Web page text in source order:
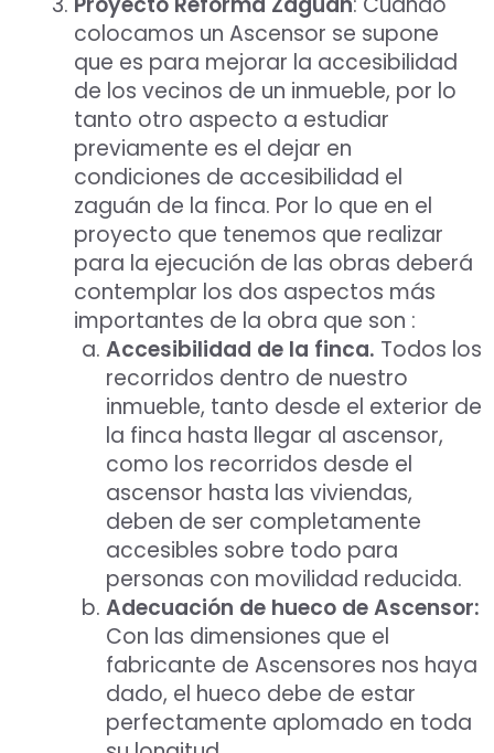
colocamos un Ascensor se supone
que es para mejorar la accesibilidad
de los vecinos de un inmueble, por lo
tanto otro aspecto a estudiar
previamente es el dejar en
condiciones de accesibilidad el
zaguán de la finca. Por lo que en el
proyecto que tenemos que realizar
para la ejecución de las obras deberá
contemplar los dos aspectos más
importantes de la obra que son :
Accesibilidad de la finca. Todos los
recorridos dentro de nuestro
inmueble, tanto desde el exterior de
la finca hasta llegar al ascensor,
como los recorridos desde el
ascensor hasta las viviendas,
deben de ser completamente
accesibles sobre todo para
personas con movilidad reducida.
Adecuación de hueco de Ascensor:
Con las dimensiones que el
fabricante de Ascensores nos haya
dado, el hueco debe de estar
perfectamente aplomado en toda